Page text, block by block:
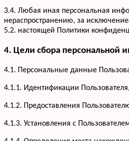
3.4. Любая иная персональная
нераспространению, за
5.2. настоящей Политики
4. Цели сбора персональной
4.1. Персональные данные
4.1.1. Идентификации
4.1.2. Предоставления
4.1.3. Установления с